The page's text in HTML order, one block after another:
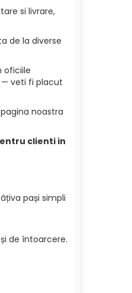
si livrare,
de la diverse
oficiile
— veti fi placut
noastra
clienti in
pași simpli
de întoarcere.